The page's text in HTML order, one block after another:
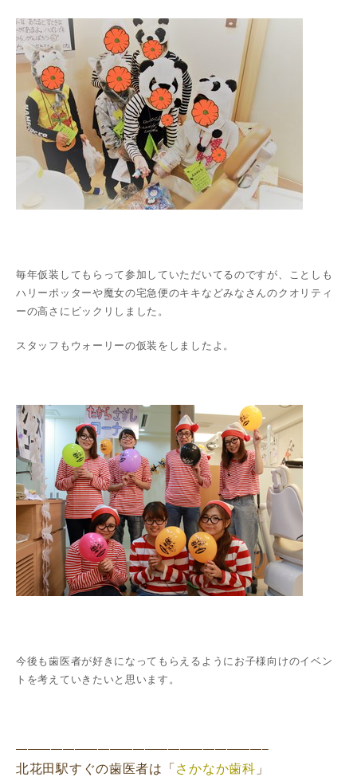
毎年仮装してもらって参加していただいてるのですが、ことしも
ハリーポッターや魔女の宅急便のキキなどみなさんのクオリティ
ーの高さにビックリしました。
スタッフもウォーリーの仮装をしましたよ。
今後も歯医者が好きになってもらえるようにお子様向けのイベン
トを考えていきたいと思います。
—————————————————————–
北花田駅すぐの歯医者は「 さかなか歯科 」